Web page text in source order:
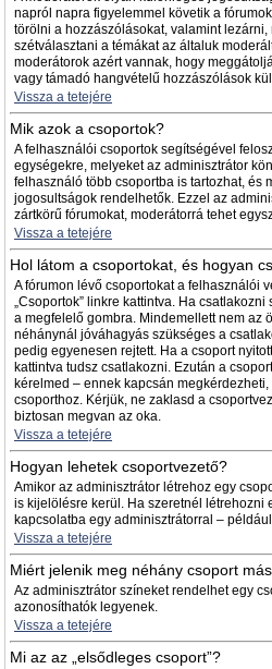
napról napra figyelemmel követik a
törölni a hozzászólásokat, valamint
szétválasztani a témákat az általuk
moderátorok azért vannak, hogy
vagy támadó hangvételű hozzászólások
Vissza a tetejére
Mik azok a csoportok?
A felhasználói csoportok segítségével
egységekre, melyeket az adminisztrátor
felhasználó több csoportba is tartozhat, és
jogosultságok rendelhetők. Ezzel az
zártkörű fórumokat, moderátorrá tehet
Vissza a tetejére
Hol látom a csoportokat, és hogyan
A fórumon lévő csoportokat a felhasználói
„Csoportok” linkre kattintva. Ha
a megfelelő gombra. Mindemellett nem az
néhánynál jóváhagyás szükséges a
pedig egyenesen rejtett. Ha a csoport
kattintva tudsz csatlakozni. Ezután a
kérelmed – ennek kapcsán
csoporthoz. Kérjük, ne zaklasd a
biztosan megvan az oka.
Vissza a tetejére
Hogyan lehetek csoportvezető?
Amikor az adminisztrátor létrehoz egy
is kijelölésre kerül. Ha szeretnél létrehozni
kapcsolatba egy adminisztrátorral –
Vissza a tetejére
Miért jelenik meg néhány csoport
Az adminisztrátor színeket rendelhet egy
azonosíthatók legyenek.
Vissza a tetejére
Mi az az „elsődleges csoport”?